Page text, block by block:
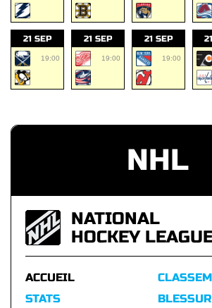
21 SEP
19:00
21 SEP
19:00
21 SEP
19:00
NHL
NATIONAL
HOCKEY
ACCUEIL
STATS